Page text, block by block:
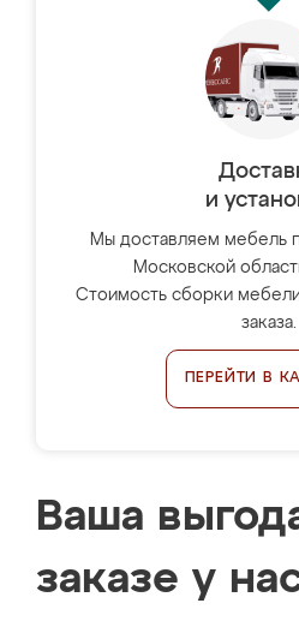
и
Мы доставляем мебель
Московской
Стоимость сборки
заказа.
ПЕРЕЙТИ В
Ваша
заказе у